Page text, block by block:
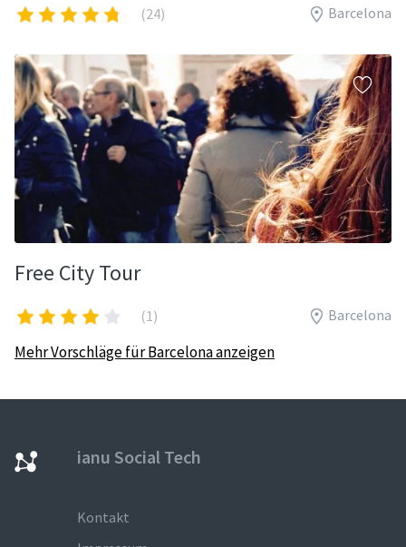
(24) Barcelona
Free City Tour
(1) Barcelona
Mehr Vorschläge für Barcelona anzeigen
ianu Social Tech
Kontakt